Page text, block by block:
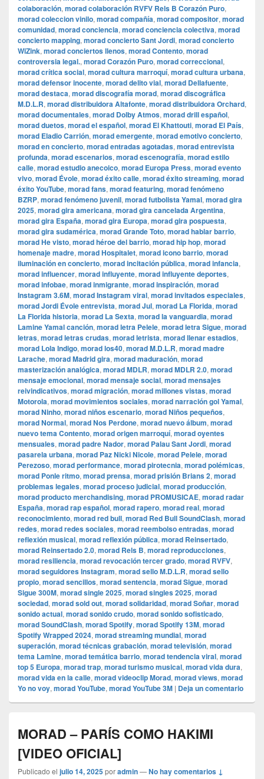
colaboración, morad colaboración RVFV Rels B Corazón Puro,
morad coleccion vinilo, morad compañía, morad compositor, morad
comunidad, morad conciencia, morad conciencia colectiva, morad
concierto mapping, morad concierto Sant Jordi, morad concierto
WiZink, morad conciertos llenos, morad Contento, morad
controversia legal., morad Corazón Puro, morad correccional,
morad crítica social, morad cultura marroquí, morad cultura urbana,
morad defensor inocente, morad delito vial, morad Dellafuente,
morad destaca, morad discografía morad, morad discográfica
M.D.L.R, morad distribuidora Altafonte, morad distribuidora Orchard,
morad documentales, morad Dolby Atmos, morad drill español,
morad duetos, morad el español, morad El Khattouti, morad El País,
morad Eladio Carrión, morad emergente, morad emotivo concierto,
morad en concierto, morad entradas agotadas, morad entrevista
profunda, morad escenarios, morad escenografía, morad estilo
calle, morad estudio anecoico, morad Europa Press, morad evento
vivo, morad Évole, morad éxito calle, morad éxito streaming, morad
éxito YouTube, morad fans, morad featuring, morad fenómeno
BZRP, morad fenómeno juvenil, morad futbolista Yamal, morad gira
2025, morad gira americana, morad gira cancelada Argentina,
morad gira España, morad gira Europa, morad gira pospuesta,
morad gira sudamérica, morad Grande Toto, morad hablar barrio,
morad He visto, morad héroe del barrio, morad hip hop, morad
homenaje madre, morad Hospitalet, morad icono barrio, morad
iluminación en concierto, morad incitación pública, morad infancia,
morad influencer, morad influyente, morad influyente deportes,
morad infobae, morad inmigrante, morad inspiración, morad
Instagram 3.6M, morad Instagram viral, morad invitados especiales,
morad Jordi Évole entrevista, morad Jul, morad La Florida, morad
La Florida historia, morad La Sexta, morad la vanguardia, morad
Lamine Yamal canción, morad letra Pelele, morad letra Sigue, morad
letras, morad letras crudas, morad letrista, morad llenar estadios,
morad Lola Indigo, morad los40, morad M.D.L.R, morad madre
Larache, morad Madrid gira, morad maduración, morad
masterización analógica, morad MDLR, morad MDLR 2.0, morad
mensaje emocional, morad mensaje social, morad mensajes
reivindicativos, morad migración, morad millones vistas, morad
Motorola, morad movimientos sociales, morad narración gol Yamal,
morad Ninho, morad niños escenario, morad Niños pequeños,
morad Normal, morad Nos Perdone, morad nuevo álbum, morad
nuevo tema Contento, morad origen marroquí, morad oyentes
mensuales, morad padre Nador, morad Palau Sant Jordi, morad
pasarela urbana, morad Paz Nicki Nicole, morad Pelele, morad
Perezoso, morad performance, morad pirotecnia, morad polémicas,
morad Ponle ritmo, morad prensa, morad prisión Brians 2, morad
problemas legales, morad proceso judicial, morad producción,
morad producto merchandising, morad PROMUSICAE, morad radar
España, morad rap español, morad rapero, morad real, morad
reconocimiento, morad red bull, morad Red Bull SoundClash, morad
redes, morad redes sociales, morad reembolso entradas, morad
reflexión musical, morad reflexión pública, morad Reinsertado,
morad Reinsertado 2.0, morad Rels B, morad reproducciones,
morad resiliencia, morad revocación tercer grado, morad RVFV,
morad seguidores Instagram, morad sello M.D.L.R, morad sello
propio, morad sencillos, morad sentencia, morad Sigue, morad
Sigue 300M, morad single 2025, morad singles 2025, morad
sociedad, morad sold out, morad solidaridad, morad Soñar, morad
sonido actual, morad sonido crudo, morad sonido sofisticado,
morad SoundClash, morad Spotify, morad Spotify 13M, morad
Spotify Wrapped 2024, morad streaming mundial, morad
superación, morad técnicas grabación, morad televisión, morad
tema Lamine, morad temática barrio, morad tendencia viral, morad
top 5 Europa, morad trap, morad turismo musical, morad vida dura,
morad vida en la calle, morad videocli‏p Morad, morad views, morad
Yo no voy, morad YouTube, morad YouTube 3M | Deja un comentario
MORAD – PARÍS COMO HAKIMI
[VIDEO OFICIAL]
Publicado el julio 14, 2025poradmin—No hay comentarios ↓